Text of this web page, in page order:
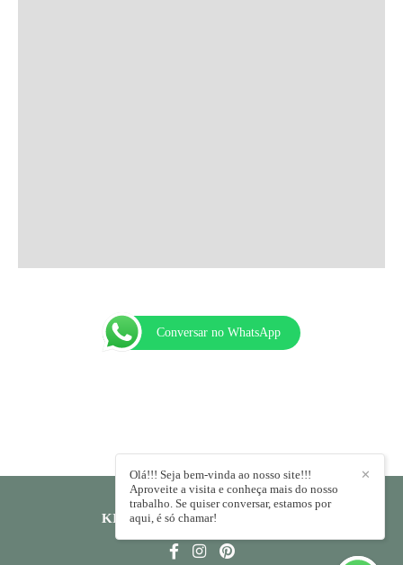
Conversar no WhatsApp
KIKA RODRIGUES
✕
Olá!!! Seja bem-vinda ao nosso site!!!
Aproveite a visita e conheça mais do nosso
trabalho. Se quiser conversar, estamos por
aqui, é só chamar!